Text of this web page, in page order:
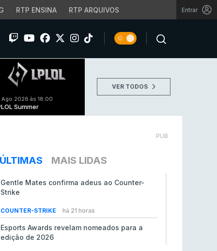
RTP ENSINA RTP ARQUIVOS Entrar
Ago 2026 às 18:00
Summer
VER TODOS
PUB
ÚLTIMAS MAIS LIDAS
Gentle Mates confirma adeus ao Counter-
Strike
COUNTER-STRIKE há 21 horas
Esports Awards revelam nomeados para a
edição de 2026